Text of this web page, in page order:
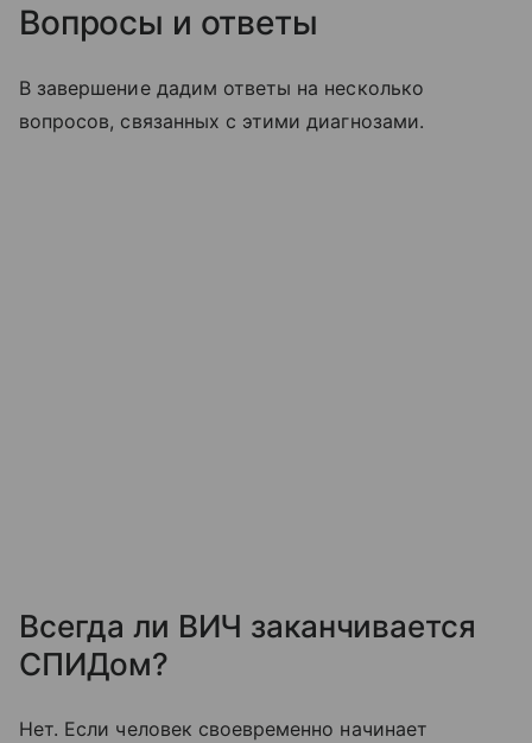
Вопросы и ответы
В завершение дадим ответы на несколько
вопросов, связанных с этими диагнозами.
Всегда ли ВИЧ заканчивается
СПИДом?
Нет. Если человек своевременно начинает